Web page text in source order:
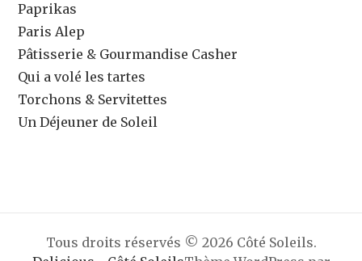
Paprikas
Paris Alep
Pâtisserie & Gourmandise Casher
Qui a volé les tartes
Torchons & Servitettes
Un Déjeuner de Soleil
Tous droits réservés © 2026 Côté Soleils.